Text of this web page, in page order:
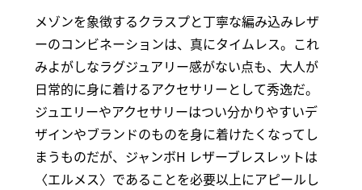
メゾンを象徴するクラスプと丁寧な編み込みレザ
ーのコンビネーションは、真にタイムレス。これ
みよがしなラグジュアリー感がない点も、大人が
日常的に身に着けるアクセサリーとして秀逸だ。
ジュエリーやアクセサリーはつい分かりやすいデ
ザインやブランドのものを身に着けたくなってし
まうものだが、ジャンボH レザーブレスレットは
〈エルメス〉であることを必要以上にアピールし